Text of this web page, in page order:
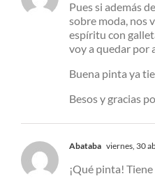
Pues si además
sobre moda, nos
espíritu con
voy a quedar por
Buena pinta ya
Besos y gracias
Abataba viernes, 30
¡Qué pinta!